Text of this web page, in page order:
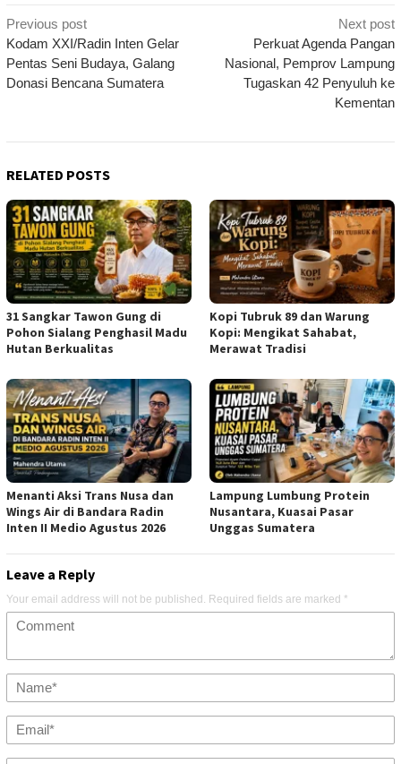
Post
navigation
Previous post
Kodam XXI/Radin Inten Gelar
Pentas Seni Budaya, Galang
Donasi Bencana Sumatera
Next post
Perkuat Agenda Pangan
Nasional, Pemprov Lampung
Tugaskan 42 Penyuluh ke
Kementan
RELATED POSTS
31 Sangkar Tawon Gung di
Pohon Sialang Penghasil Madu
Hutan Berkualitas
Kopi Tubruk 89 dan Warung
Kopi: Mengikat Sahabat,
Merawat Tradisi
Menanti Aksi Trans Nusa dan
Wings Air di Bandara Radin
Inten II Medio Agustus 2026
Lampung Lumbung Protein
Nusantara, Kuasai Pasar
Unggas Sumatera
Leave a Reply
Your email address will not be published. Required fields are marked *